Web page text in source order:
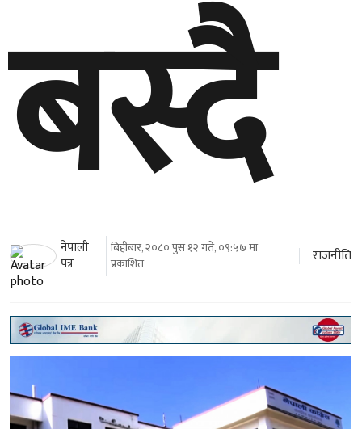
बस्दै
नेपाली
पत्र
बिहीबार, २०८० पुस १२ गते, ०९:५७ मा
प्रकाशित
राजनीति